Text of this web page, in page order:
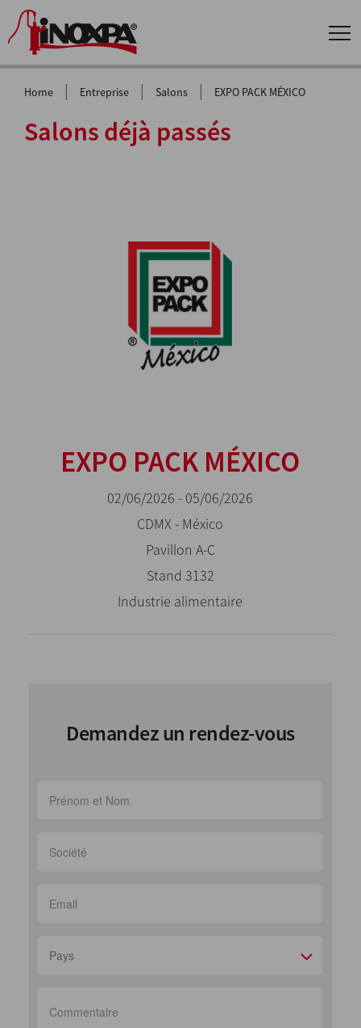
Home | Entreprise | Salons | EXPO PACK MÉXICO
Salons déjà passés
EXPO PACK MÉXICO
02/06/2026 - 05/06/2026
CDMX - México
Pavillon A-C
Stand 3132
Industrie alimentaire
Demandez un rendez-vous
Pays